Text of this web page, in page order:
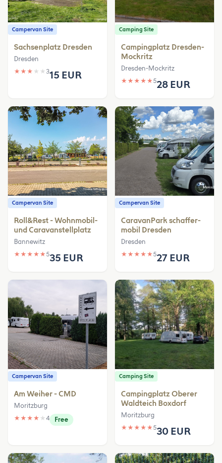
Campervan Site
Sachsenplatz Dresden
Dresden
★ ★ ★ ★ ★ 315 EUR
Camping Site
Campingplatz Dresden-
Mockritz
Dresden-Mockritz
★ ★ ★ ★ ★528 EUR
Campervan Site
Roll&Rest - Wohnmobil-
und Caravanstellplatz
Bannewitz
★ ★ ★ ★ ★535 EUR
Campervan Site
CaravanPark schaffer-
mobil Dresden
Dresden
★ ★ ★ ★ ★527 EUR
Campervan Site
Am Weiher - CMD
Moritzburg
★ ★ ★ ★ ★ 4 Free
Camping Site
Campingplatz Oberer
Waldteich Boxdorf
Moritzburg
★ ★ ★ ★ ★530 EUR